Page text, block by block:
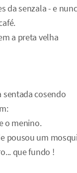
da senzala - e
a preta velha
sentada cosendo
o menino.
pousou um
que fundo !